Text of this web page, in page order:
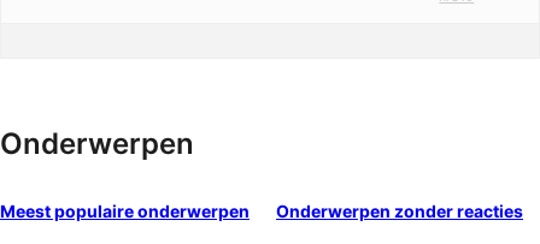
Onderwerpen
Meest populaire onderwerpen Onderwerpen zonder reacties